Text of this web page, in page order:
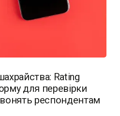
Rating
для перевірки
респондентам